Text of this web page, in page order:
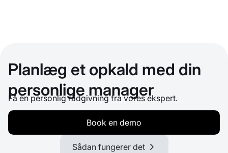
Planlæg et opkald med din
personlige manager
Få en personlig rådgivning fra vores ekspert.
Book en demo
Sådan fungerer det